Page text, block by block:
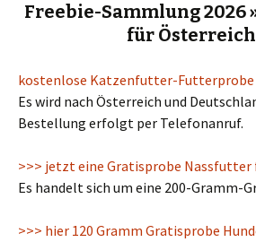
Freebie-Sammlung 2026
für
kostenlose Katzenfutter-Futterprobe
Es wird nach Österreich und
Bestellung erfolgt per Telefonanruf.
>>> jetzt eine Gratisprobe Nassfutter
Es handelt sich um eine 200-Gramm-
>>> hier 120 Gramm Gratisprobe